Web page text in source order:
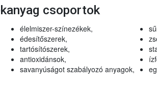
csoportok
élelmiszer-színezékek,
édesítőszerek,
tartósítószerek,
antioxidánsok,
savanyúságot szabályozó anyagok,